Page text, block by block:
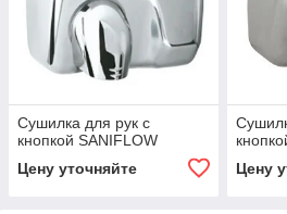
Сушилка для рук с
кнопкой SANIFLOW
Цену уточняйте
Цену